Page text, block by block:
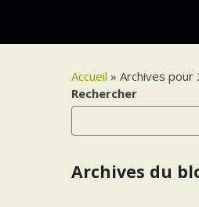
Accueil »Archives pour
Rechercher
Archives du